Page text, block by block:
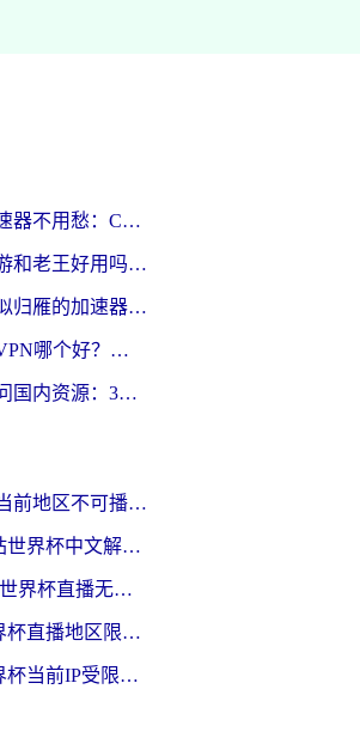
海外党选回国加速器不用愁：ChickCN和洞见哪个好？一篇搞定所有疑问
海外党必看：迅游和老王好用吗？3分钟选对加速国内网络的加速器
海外党必看：类似归雁的加速器怎么选？一篇搞定无缝访问国内资源
斧牛和极速穿梭VPN哪个好？海外党选回国加速器必看的真实对比与避坑指南
北美回国无缝访问国内资源：3年海外党亲测的加速器选择指南
在美国看世界杯当前地区不可播放？海外党体育观赛终极指南来了！
在澳大利亚看B站世界杯中文解说仅限中国大陆？这篇指南帮你打破限制看遍赛事
在海外看CCTV5世界杯直播无法播放？这篇指南让你和国内球迷同步呐喊
在韩国看B站世界杯直播地区限制？这篇指南让你告别“当前地区不可播放”
在越南看B站世界杯当前IP受限制？海外党体育观赛终极指南来了